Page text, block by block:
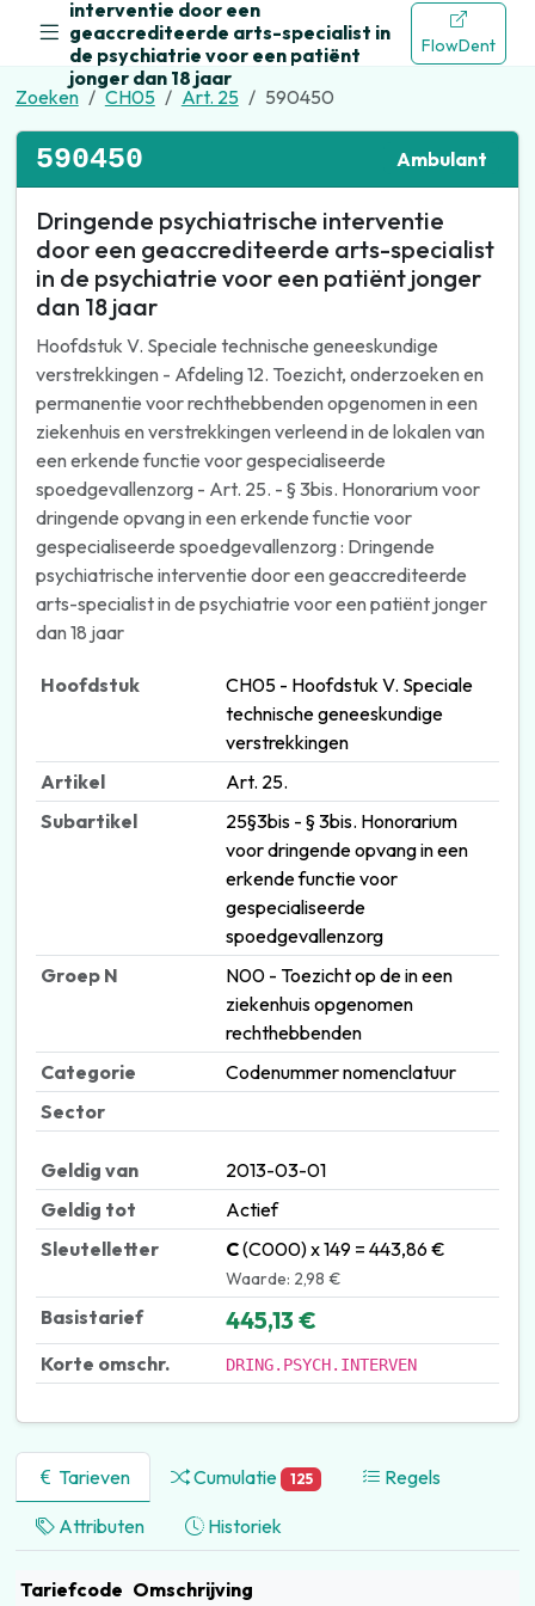
interventie door een
geaccrediteerde arts-specialist in
de psychiatrie voor een patiënt
jonger dan 18 jaar
FlowDent
Zoeken CH05 Art. 25 590450
590450 Ambulant
Dringende psychiatrische interventie
door een geaccrediteerde arts-specialist
in de psychiatrie voor een patiënt jonger
dan 18 jaar
Hoofdstuk V. Speciale technische geneeskundige
verstrekkingen - Afdeling 12. Toezicht, onderzoeken en
permanentie voor rechthebbenden opgenomen in een
ziekenhuis en verstrekkingen verleend in de lokalen van
een erkende functie voor gespecialiseerde
spoedgevallenzorg - Art. 25. - § 3bis. Honorarium voor
dringende opvang in een erkende functie voor
gespecialiseerde spoedgevallenzorg : Dringende
psychiatrische interventie door een geaccrediteerde
arts-specialist in de psychiatrie voor een patiënt jonger
dan 18 jaar
Hoofdstuk
CH05 - Hoofdstuk V. Speciale
technische geneeskundige
verstrekkingen
Artikel
Art. 25.
Subartikel
25§3bis - § 3bis. Honorarium
voor dringende opvang in een
erkende functie voor
gespecialiseerde
spoedgevallenzorg
Groep N
N00 - Toezicht op de in een
ziekenhuis opgenomen
rechthebbenden
Categorie
Codenummer nomenclatuur
Sector
Geldig van
2013-03-01
Geldig tot
Actief
Sleutelletter
C(C000) x 149 = 443,86 €
Waarde: 2,98 €
Basistarief 445,13 €
Korte omschr. DRING.PSYCH.INTERVEN
Tarieven Cumulatie 125 Regels
Attributen Historiek
Tariefcode Omschrijving